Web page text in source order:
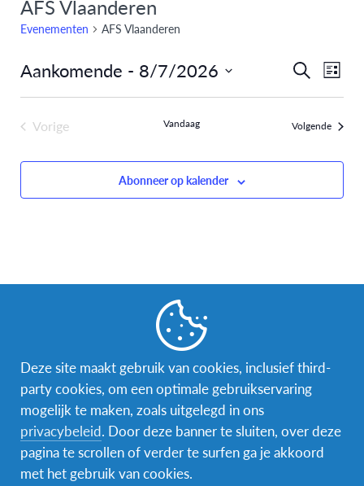
AFS Vlaanderen
Evenementen AFS Vlaanderen
Zoeken
en
Zoeken
Lijst
Aankomende - 8/7/2026
Selecteer
datum.
Vorige
Vandaag Volgende
Abonneer op kalender
FacebookInstagramMessenger
Secundaire
Navigatie
Naar het buitenland
Deze site maakt gebruik van cookies, inclusief third-
party cookies, om een optimale gebruikservaring
mogelijk te maken, zoals uitgelegd in ons
privacybeleid. Door deze banner te sluiten, over deze
pagina te scrollen of verder te surfen ga je akkoord
met het gebruik van cookies.